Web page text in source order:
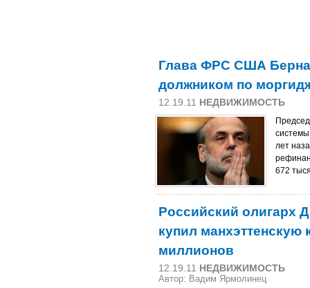
Глава ФРС США
должником по
12.19.11 НЕДВИЖИМОСТЬ
лет
672
Российский олигарх
купил манхэттенскую
миллионов
12.19.11 НЕДВИЖИМОСТЬ
Автор: Вадим Ярмолинец